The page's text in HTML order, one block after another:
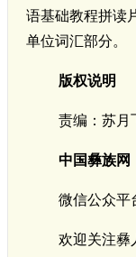
语基础教程拼读
单位词汇部分。
版权说明
责编：苏月
中国彝族网
微信公众平
欢迎关注彝